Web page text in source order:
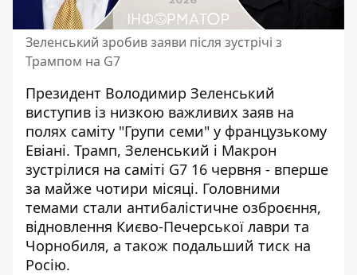
Зеленський зробив заяви після зустрічі з
Трампом на G7
Президент Володимир Зеленський
виступив із низкою важливих заяв на
полях саміту "Групи семи" у французькому
Евіані. Трамп, Зеленський і Макрон
зустрілися на саміті G7 16 червня - вперше
за майже чотири місяці. Головними
темами стали антибалістичне озброєння,
відновлення Києво-Печерської лаври та
Чорнобиля, а також подальший тиск на
Росію.